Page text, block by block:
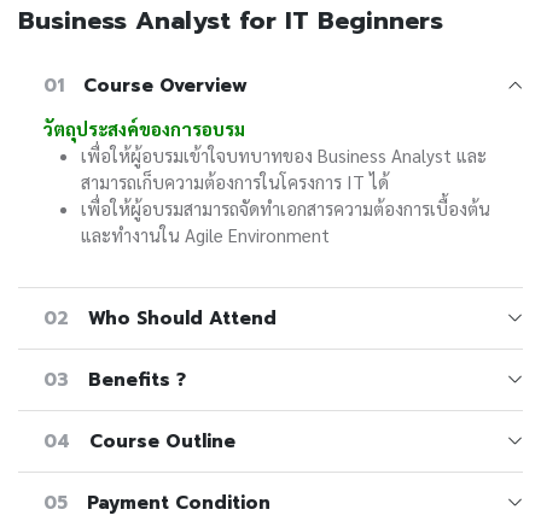
Business Analyst for IT Beginners
01 Course Overview
วัตถุประสงค์ของการอบรม
เพื่อให้ผู้อบรมเข้าใจบทบาทของ Business Analyst และ
สามารถเก็บความต้องการในโครงการ IT ได้
เพื่อให้ผู้อบรมสามารถจัดทำเอกสารความต้องการเบื้องต้น
และทำงานใน Agile Environment
02 Who Should Attend
03 Benefits ?
04 Course Outline
05 Payment Condition